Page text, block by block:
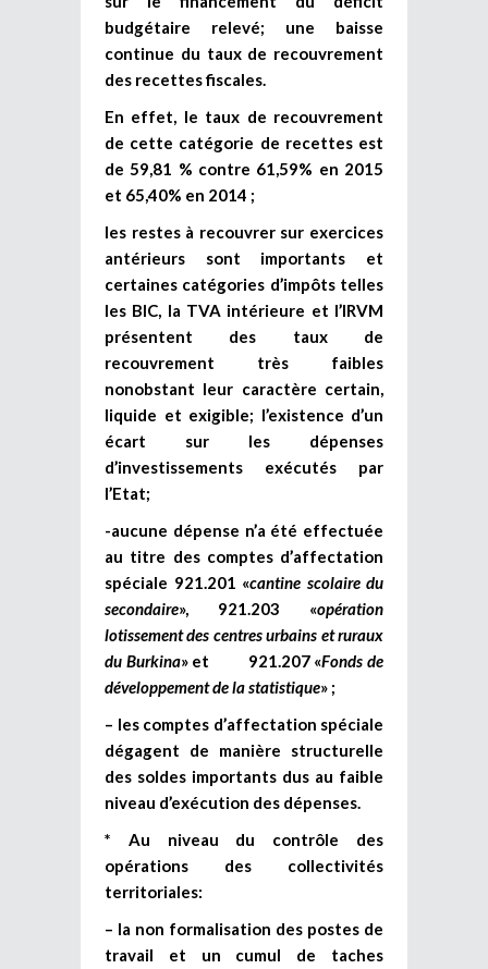
budgétaire relevé; une baisse
continue du taux de recouvrement
des recettes fiscales.
En effet, le taux de recouvrement
de cette catégorie de recettes est
de 59,81 % contre 61,59% en 2015
et 65,40% en 2014 ;
les restes à recouvrer sur exercices
antérieurs sont importants et
certaines catégories d’impôts telles
les BIC, la TVA intérieure et l’IRVM
présentent des taux de
recouvrement très faibles
nonobstant leur caractère certain,
liquide et exigible; l’existence d’un
écart sur les dépenses
d’investissements exécutés par
l’Etat;
-aucune dépense n’a été effectuée
au titre des comptes d’affectation
spéciale 921.201 «cantine scolaire du
secondaire», 921.203 «opération
lotissement des centres urbains et ruraux
du Burkina» et 921.207 «Fonds de
développement de la statistique» ;
– les comptes d’affectation spéciale
dégagent de manière structurelle
des soldes importants dus au faible
niveau d’exécution des dépenses.
* Au niveau du contrôle des
opérations des collectivités
territoriales:
– la non formalisation des postes de
travail et un cumul de taches